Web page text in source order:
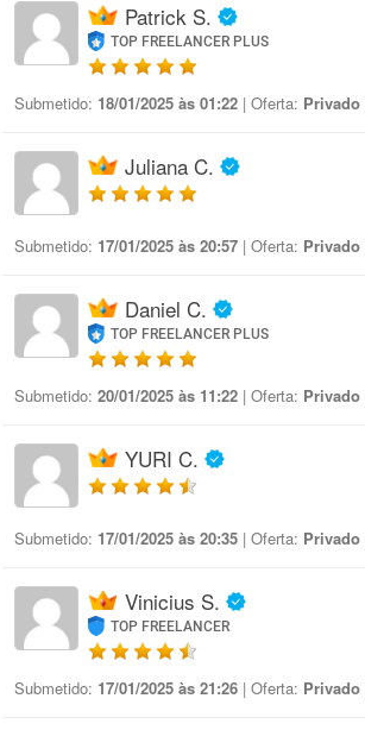
Patrick S.
TOP FREELANCER PLUS
Submetido: 18/01/2025 às 01:22 | Oferta: Privado
Juliana C.
Submetido: 17/01/2025 às 20:57 | Oferta: Privado
Daniel C.
TOP FREELANCER PLUS
Submetido: 20/01/2025 às 11:22 | Oferta: Privado
YURI C.
Submetido: 17/01/2025 às 20:35 | Oferta: Privado
Vinicius S.
TOP FREELANCER
Submetido: 17/01/2025 às 21:26 | Oferta: Privado